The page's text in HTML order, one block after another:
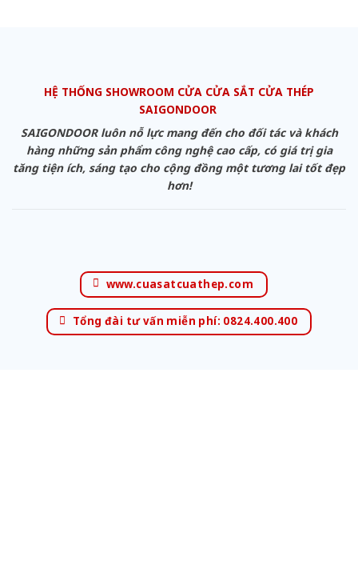
HỆ THỐNG SHOWROOM CỬA CỬA SẮT CỬA THÉP
SAIGONDOOR
SAIGONDOOR luôn nỗ lực mang đến cho đối tác và khách
hàng những sản phẩm công nghệ cao cấp, có giá trị gia
tăng tiện ích, sáng tạo cho cộng đồng một tương lai tốt đẹp
hơn!
www.cuasatcuathep.com
Tổng đài tư vấn miễn phí: 0824.400.400